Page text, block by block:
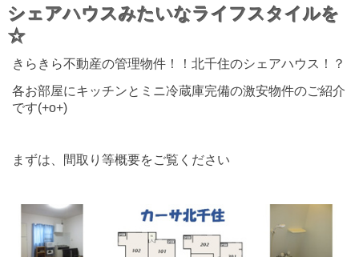
シェアハウスみたいなライフスタイルを
☆
きらきら不動産の管理物件！！北千住のシェアハウス！？
各お部屋にキッチンとミニ冷蔵庫完備の激安物件のご紹介
です(+o+)
まずは、間取り等概要をご覧ください